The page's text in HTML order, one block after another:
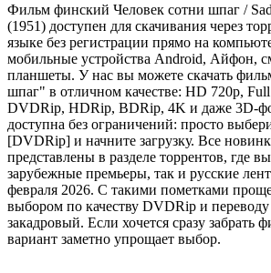
Фильм финский Человек сотни шпаг /
(1951) доступен для скачивания через
языке без регистрации прямо на
мобильные устройства Android, Айфон,
планшеты. У нас вы можете скачать
шпаг" в отличном качестве: HD 720p,
DVDRip, HDRip, BDRip, 4K и даже 3D-
доступна без ограничений: просто
[DVDRip] и начните загрузку. Все
представлены в разделе торрентов, где
зарубежные премьеры, так и русские
февраля 2026. С такими пометками
выбором по качеству DVDRip и
закадровый. Если хочется сразу забрать
вариант заметно упрощает выбор.